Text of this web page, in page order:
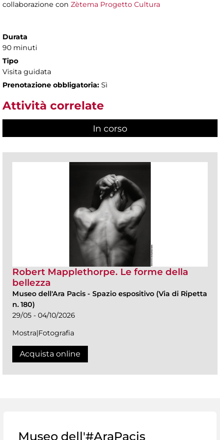
collaborazione con Zètema Progetto Cultura
Durata
90 minuti
Tipo
Visita guidata
Prenotazione obbligatoria: Sì
Attività correlate
In corso
Robert Mapplethorpe. Le forme della
bellezza
Museo dell'Ara Pacis - Spazio espositivo (Via di Ripetta
n. 180)
29/05 - 04/10/2026
Mostra|Fotografia
Acquista online
Museo dell'#AraPacis